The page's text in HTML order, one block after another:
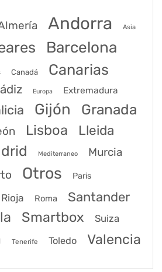
Andorra Asia
Barcelona
Canadá Canarias
Europa Extremadura
Gijón Granada
Lisboa Lleida
Mediterraneo Murcia
Otros Paris
Rioja Roma Santander
Smartbox Suiza
Tenerife Toledo Valencia